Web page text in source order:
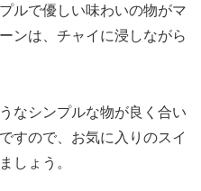
ルで優しい味わいの物がマ
ンは、チャイに浸しながら
なシンプルな物が良く合い
すので、お気に入りのスイ
しょう。